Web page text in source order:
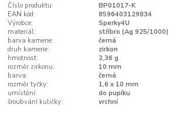
Číslo produktu:
BP01017-K
EAN kód:
8596403129834
Výrobce:
Sperky4U
materiál:
stříbro (Ag 925/1000)
barva kamene:
černá
druh kamene:
zirkon
hmotnost:
2,36 g
rozměr zirkonu:
10 mm
barva:
černá
rozměr tyčky:
1,6 x 10 mm
umístění:
do pupíku
šroubvání kuličky:
vrchní